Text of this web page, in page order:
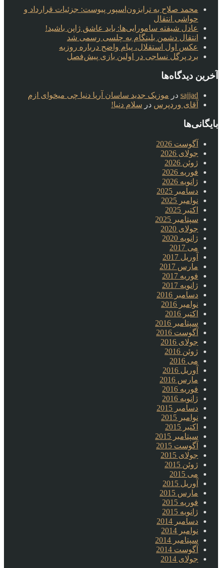
محمد صلاح به ترابزون‌اسپور پیوست: جزئیات قرارداد و
حواشی انتقال
عادل شیفته سامورایی‌ها: باید عاشق ژاپن باشید!
انتقال دشمن بلینگام به چلسی رسمی شد
عکس اول استقلال، پیام واضح درباره روزبه
برد پرگل نساجی در اولین بازی پیش‌فصل
آخرین دیدگاه‌ها
sajjad در موزیک جدید ساسان آریا دنیا چی میخوای ازم
آقای وردپرس در سلام دنیا!
بایگانی‌ها
آگوست 2026
جولای 2026
ژوئن 2026
فوریه 2026
ژانویه 2026
دسامبر 2025
نوامبر 2025
اکتبر 2025
سپتامبر 2025
جولای 2020
ژانویه 2020
می 2017
آوریل 2017
مارس 2017
فوریه 2017
ژانویه 2017
دسامبر 2016
نوامبر 2016
اکتبر 2016
سپتامبر 2016
آگوست 2016
جولای 2016
ژوئن 2016
می 2016
آوریل 2016
مارس 2016
فوریه 2016
ژانویه 2016
دسامبر 2015
نوامبر 2015
اکتبر 2015
سپتامبر 2015
آگوست 2015
جولای 2015
ژوئن 2015
می 2015
آوریل 2015
مارس 2015
فوریه 2015
ژانویه 2015
دسامبر 2014
نوامبر 2014
سپتامبر 2014
آگوست 2014
جولای 2014